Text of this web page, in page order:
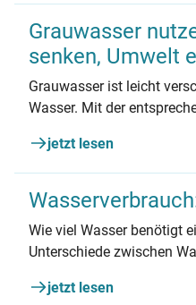
Grauwasser
senken, Umwelt
Grauwasser ist leicht
Wasser. Mit der
nutzt und wann sich eine
lesen Sie hier.
jetzt lesen
Wie viel Wasser benötigt
Unterschiede zwischen
Ihren Haushalt gibt’s in
jetzt lesen